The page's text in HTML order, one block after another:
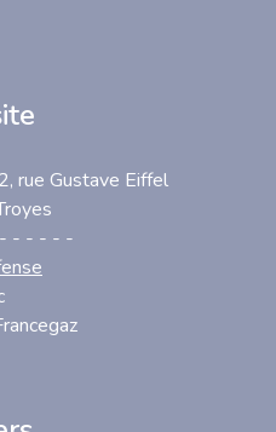
rue Gustave Eiffel
- - - - -